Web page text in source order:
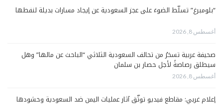
“بلومبرغ” تسلّط الضوءَ على عجز السعودية عن إيجاد مسارات بديلة لنفطها
أغسطس 8, 2026
صحيفة عربية تسخرُ من تحالف السعودية الثلاثي “الباحث عن مالها” وهل
سيطلق رصاصةً لأجل حصار بن سلمان
أغسطس 8, 2026
إعلام غربي: مقاطع فيديو توثّق آثار عمليات اليمن ضد السعودية وحشودها